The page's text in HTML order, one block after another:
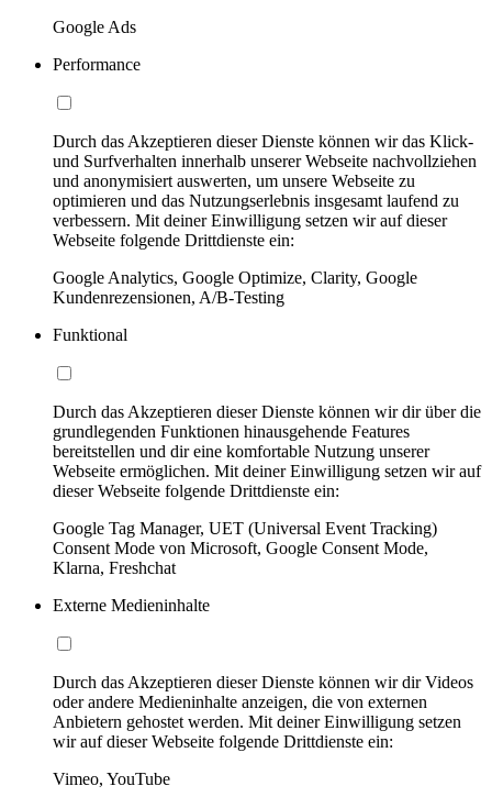
Google Ads
Performance
Durch das Akzeptieren dieser Dienste können wir das Klick-
und Surfverhalten innerhalb unserer Webseite nachvollziehen
und anonymisiert auswerten, um unsere Webseite zu
optimieren und das Nutzungserlebnis insgesamt laufend zu
verbessern. Mit deiner Einwilligung setzen wir auf dieser
Webseite folgende Drittdienste ein:
Google Analytics, Google Optimize, Clarity, Google
Kundenrezensionen, A/B-Testing
Funktional
Durch das Akzeptieren dieser Dienste können wir dir über die
grundlegenden Funktionen hinausgehende Features
bereitstellen und dir eine komfortable Nutzung unserer
Webseite ermöglichen. Mit deiner Einwilligung setzen wir auf
dieser Webseite folgende Drittdienste ein:
Google Tag Manager, UET (Universal Event Tracking)
Consent Mode von Microsoft, Google Consent Mode,
Klarna, Freshchat
Externe Medieninhalte
Durch das Akzeptieren dieser Dienste können wir dir Videos
oder andere Medieninhalte anzeigen, die von externen
Anbietern gehostet werden. Mit deiner Einwilligung setzen
wir auf dieser Webseite folgende Drittdienste ein:
Vimeo, YouTube